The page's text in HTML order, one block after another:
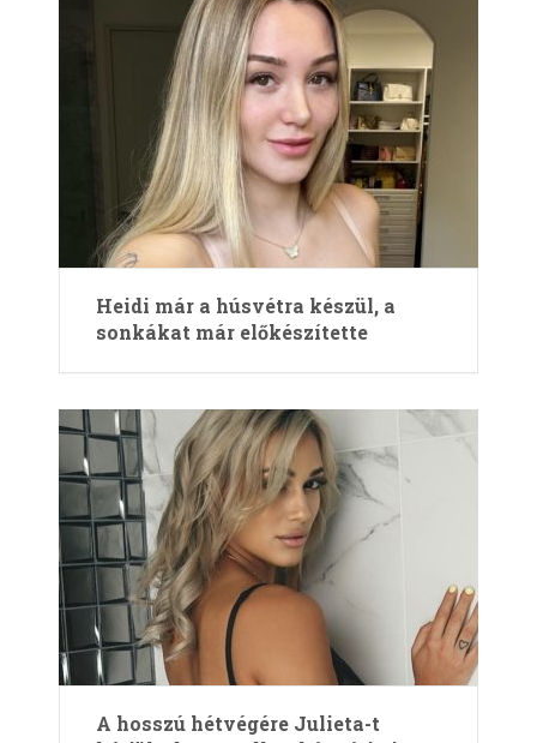
Heidi már a húsvétra készül, a
sonkákat már előkészítette
A hosszú hétvégére Julieta-t